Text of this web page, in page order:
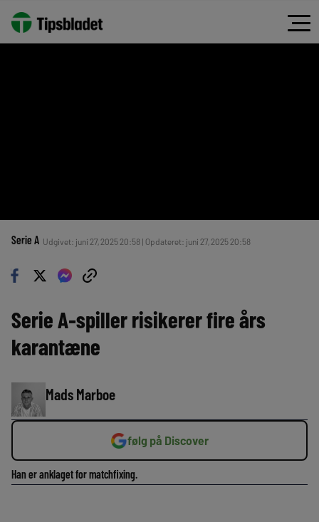
Serie A Udgivet: juni 27, 2025 20:58 | Opdateret: juni 27, 2025 20:58
Serie A-spiller risikerer fire års
karantæne
Mads Marboe
følg på Discover
Han er anklaget for matchfixing.